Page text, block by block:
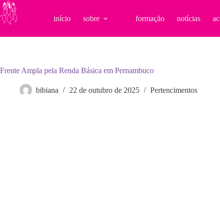
Pular
para
o
início sobre formação notícias
Frente Ampla pela Renda Básica em Pernambuco
bibiana 22 de outubro de 2025 Pertencimentos